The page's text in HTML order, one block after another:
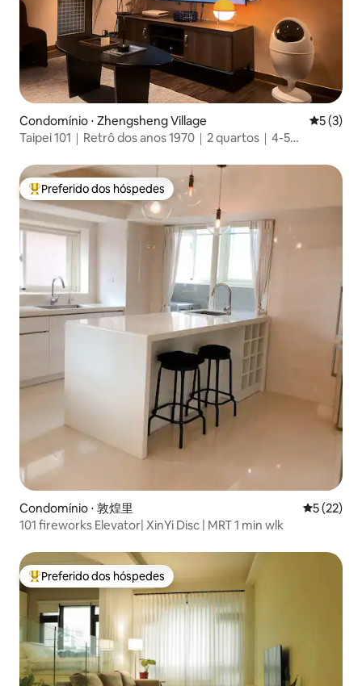
Condomínio ⋅ Zhengsheng Village 5 de
5 (3)
Taipei 101｜Retrô dos anos 1970｜2 quartos｜4-5
Entre os melhores preferidos dos hóspedes
Preferido dos hóspedes
Condomínio ⋅ 敦煌里 5 de uma
5 (22)
101 fireworks Elevator| XinYi Disc | MRT 1 min wlk
Entre os melhores preferidos dos hóspedes
Preferido dos hóspedes